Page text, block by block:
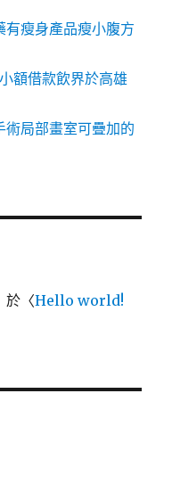
有瘦身產品瘦小腹方
額借款飲界於高雄
術局部畫室可疊加的
於〈Hello world!